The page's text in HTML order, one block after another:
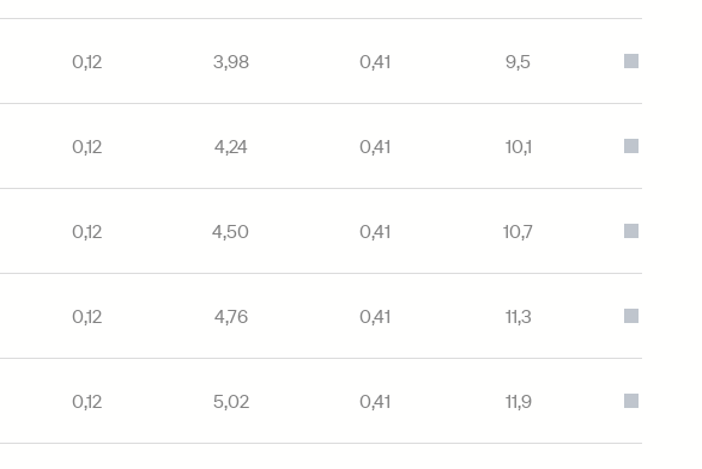
0,12 3,98 0,41 9,5
0,12 4,24 0,41 10,1
0,12 4,50 0,41 10,7
0,12 4,76 0,41 11,3
0,12 5,02 0,41 11,9